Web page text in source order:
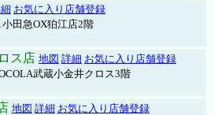
お気に入り店舗登録
田急OX狛江店2階
ス店 地図 詳細 お気に入り店舗登録
武蔵小金井クロス3階
地図 詳細 お気に入り店舗登録